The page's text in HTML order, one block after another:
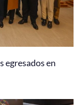
egresados en